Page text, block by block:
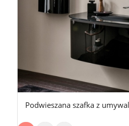
Podwieszana szafka z